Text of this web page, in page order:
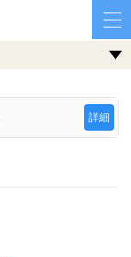
詳細